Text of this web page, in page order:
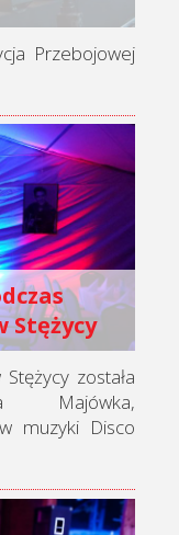
Przebojowej
Stężycy
została
Majówka,
muzyki Disco